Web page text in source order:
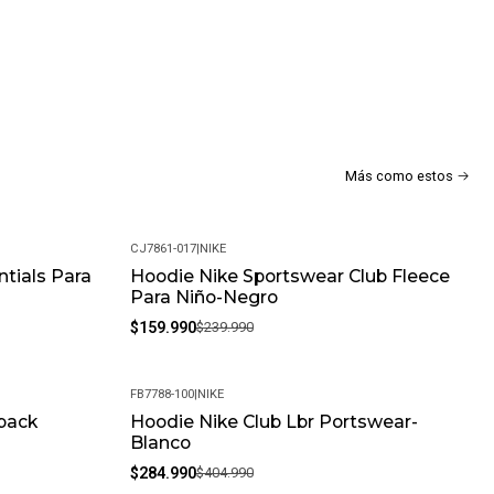
Más como estos
Para -33%
CJ7861-017|NIKE
Hoodie Nike Sportswear Club Fleece
Para Niño-Negro
$159.990$239.990
-30%
FB7788-100|NIKE
Hoodie Nike Club Lbr Portswear-
Blanco
$284.990$404.990